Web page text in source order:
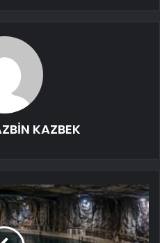
KAZBEK